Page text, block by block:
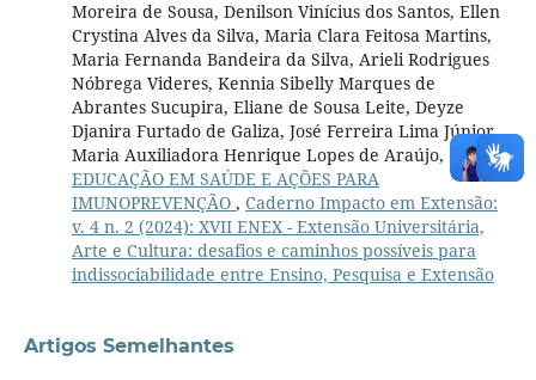
Moreira de Sousa, Denilson Vinícius dos Santos, Ellen
Crystina Alves da Silva, Maria Clara Feitosa Martins,
Maria Fernanda Bandeira da Silva, Arieli Rodrigues
Nóbrega Videres, Kennia Sibelly Marques de
Abrantes Sucupira, Eliane de Sousa Leite, Deyze
Djanira Furtado de Galiza, José Ferreira Lima Júnior,
Maria Auxiliadora Henrique Lopes de Araújo,
EDUCAÇÃO EM SAÚDE E AÇÕES PARA
IMUNOPREVENÇÃO , Caderno Impacto em Extensão:
v. 4 n. 2 (2024): XVII ENEX - Extensão Universitária,
Arte e Cultura: desafios e caminhos possíveis para
indissociabilidade entre Ensino, Pesquisa e Extensão
Artigos Semelhantes